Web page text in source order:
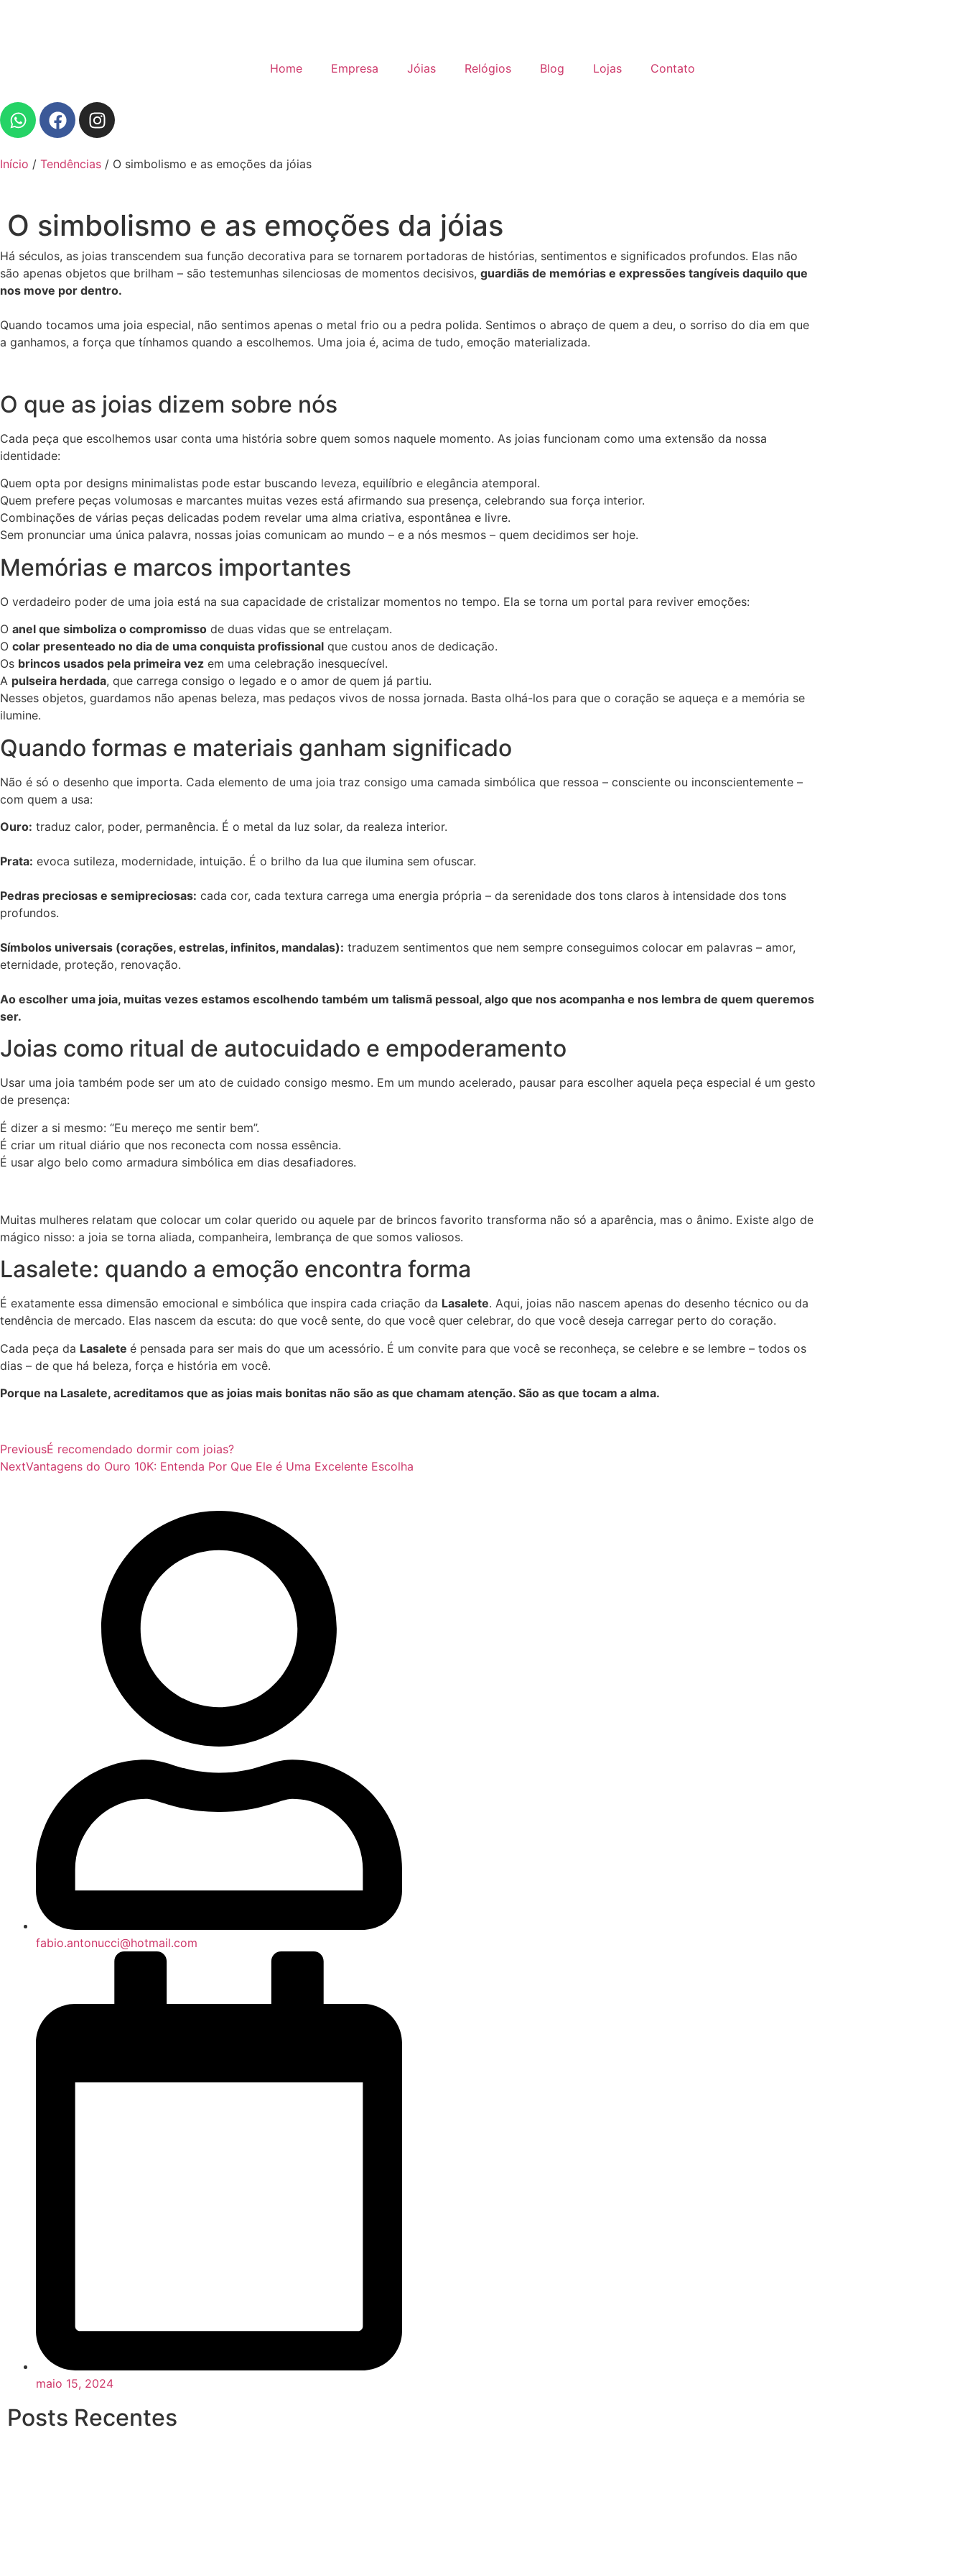
Home Empresa Jóias Relógios Blog Lojas Contato
Início / Tendências / O simbolismo e as emoções da jóias
O simbolismo e as emoções da jóias
Há séculos, as joias transcendem sua função decorativa para se tornarem portadoras de histórias, sentimentos e significados profundos. Elas não
são apenas objetos que brilham – são testemunhas silenciosas de momentos decisivos, guardiãs de memórias e expressões tangíveis daquilo que
nos move por dentro.
Quando tocamos uma joia especial, não sentimos apenas o metal frio ou a pedra polida. Sentimos o abraço de quem a deu, o sorriso do dia em que
a ganhamos, a força que tínhamos quando a escolhemos. Uma joia é, acima de tudo, emoção materializada.
O que as joias dizem sobre nós
Cada peça que escolhemos usar conta uma história sobre quem somos naquele momento. As joias funcionam como uma extensão da nossa
identidade:
Quem opta por designs minimalistas pode estar buscando leveza, equilíbrio e elegância atemporal.
Quem prefere peças volumosas e marcantes muitas vezes está afirmando sua presença, celebrando sua força interior.
Combinações de várias peças delicadas podem revelar uma alma criativa, espontânea e livre.
Sem pronunciar uma única palavra, nossas joias comunicam ao mundo – e a nós mesmos – quem decidimos ser hoje.
Memórias e marcos importantes
O verdadeiro poder de uma joia está na sua capacidade de cristalizar momentos no tempo. Ela se torna um portal para reviver emoções:
O anel que simboliza o compromisso de duas vidas que se entrelaçam.
O colar presenteado no dia de uma conquista profissional que custou anos de dedicação.
Os brincos usados pela primeira vez em uma celebração inesquecível.
A pulseira herdada, que carrega consigo o legado e o amor de quem já partiu.
Nesses objetos, guardamos não apenas beleza, mas pedaços vivos de nossa jornada. Basta olhá-los para que o coração se aqueça e a memória se
ilumine.
Quando formas e materiais ganham significado
Não é só o desenho que importa. Cada elemento de uma joia traz consigo uma camada simbólica que ressoa – consciente ou inconscientemente –
com quem a usa:
Ouro: traduz calor, poder, permanência. É o metal da luz solar, da realeza interior.
Prata: evoca sutileza, modernidade, intuição. É o brilho da lua que ilumina sem ofuscar.
Pedras preciosas e semipreciosas: cada cor, cada textura carrega uma energia própria – da serenidade dos tons claros à intensidade dos tons
profundos.
Símbolos universais (corações, estrelas, infinitos, mandalas): traduzem sentimentos que nem sempre conseguimos colocar em palavras – amor,
eternidade, proteção, renovação.
Ao escolher uma joia, muitas vezes estamos escolhendo também um talismã pessoal, algo que nos acompanha e nos lembra de quem queremos
ser.
Joias como ritual de autocuidado e empoderamento
Usar uma joia também pode ser um ato de cuidado consigo mesmo. Em um mundo acelerado, pausar para escolher aquela peça especial é um gesto
de presença:
É dizer a si mesmo: “Eu mereço me sentir bem”.
É criar um ritual diário que nos reconecta com nossa essência.
É usar algo belo como armadura simbólica em dias desafiadores.
Muitas mulheres relatam que colocar um colar querido ou aquele par de brincos favorito transforma não só a aparência, mas o ânimo. Existe algo de
mágico nisso: a joia se torna aliada, companheira, lembrança de que somos valiosos.
Lasalete: quando a emoção encontra forma
É exatamente essa dimensão emocional e simbólica que inspira cada criação da Lasalete. Aqui, joias não nascem apenas do desenho técnico ou da
tendência de mercado. Elas nascem da escuta: do que você sente, do que você quer celebrar, do que você deseja carregar perto do coração.
Cada peça da Lasalete é pensada para ser mais do que um acessório. É um convite para que você se reconheça, se celebre e se lembre – todos os
dias – de que há beleza, força e história em você.
Porque na Lasalete, acreditamos que as joias mais bonitas não são as que chamam atenção. São as que tocam a alma.
PreviousÉ recomendado dormir com joias?
NextVantagens do Ouro 10K: Entenda Por Que Ele é Uma Excelente Escolha
fabio.antonucci@hotmail.com
maio 15, 2024
Posts Recentes